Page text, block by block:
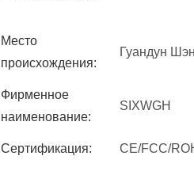
Место
происхождения:
Гуандун
Фирменное
наименование:
SIXWGH
Сертификация: CE/FCC/